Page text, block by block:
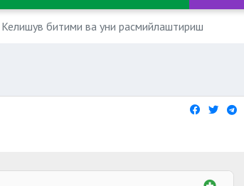
Келишув битими ва уни расмийлаштириш